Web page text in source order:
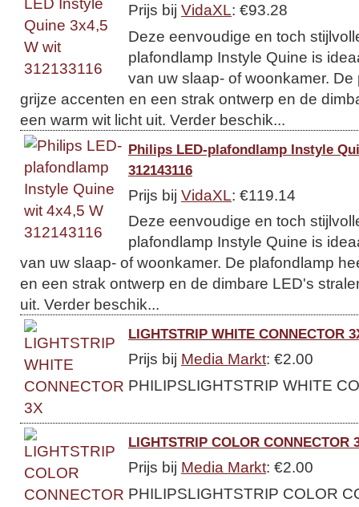
Prijs bij VidaXL: €93.28
Deze eenvoudige en toch
plafondlamp Instyle Quine is
van uw slaap- of woonkamer.
grijze accenten en een strak ontwerp en de
een warm wit licht uit. Verder beschik...
Philips LED-plafondlamp Instyle
312143116
Prijs bij VidaXL: €119.14
Deze eenvoudige en toch
plafondlamp Instyle Quine is
van uw slaap- of woonkamer. De plafondlamp
en een strak ontwerp en de dimbare LED's
uit. Verder beschik...
LIGHTSTRIP WHITE CONNECTOR
Prijs bij Media Markt: €2.00
PHILIPSLIGHTSTRIP WHITE
LIGHTSTRIP COLOR CONNECTOR
Prijs bij Media Markt: €2.00
PHILIPSLIGHTSTRIP COLOR